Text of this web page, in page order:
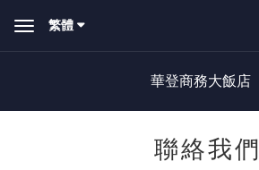
Toggle繁體
華登商務大飯店
聯絡我們